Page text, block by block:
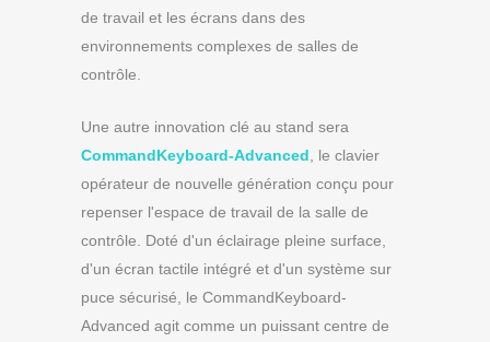
de travail et les écrans dans des
environnements complexes de salles de
contrôle.
Une autre innovation clé au stand sera
CommandKeyboard-Advanced, le clavier
opérateur de nouvelle génération conçu pour
repenser l'espace de travail de la salle de
contrôle. Doté d'un éclairage pleine surface,
d'un écran tactile intégré et d'un système sur
puce sécurisé, le CommandKeyboard-
Advanced agit comme un puissant centre de